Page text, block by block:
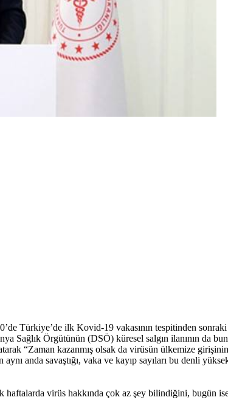
Türkiye’de ilk Kovid-19 vakasının tespitinden
Sağlık Örgütünün (DSÖ) küresel salgın ilanının da
“Zaman kazanmış olsak da virüsün ülkemize
anda savaştığı, vaka ve kayıp sayıları bu denli
haftalarda virüs hakkında çok az şey bilindiğini, bugün